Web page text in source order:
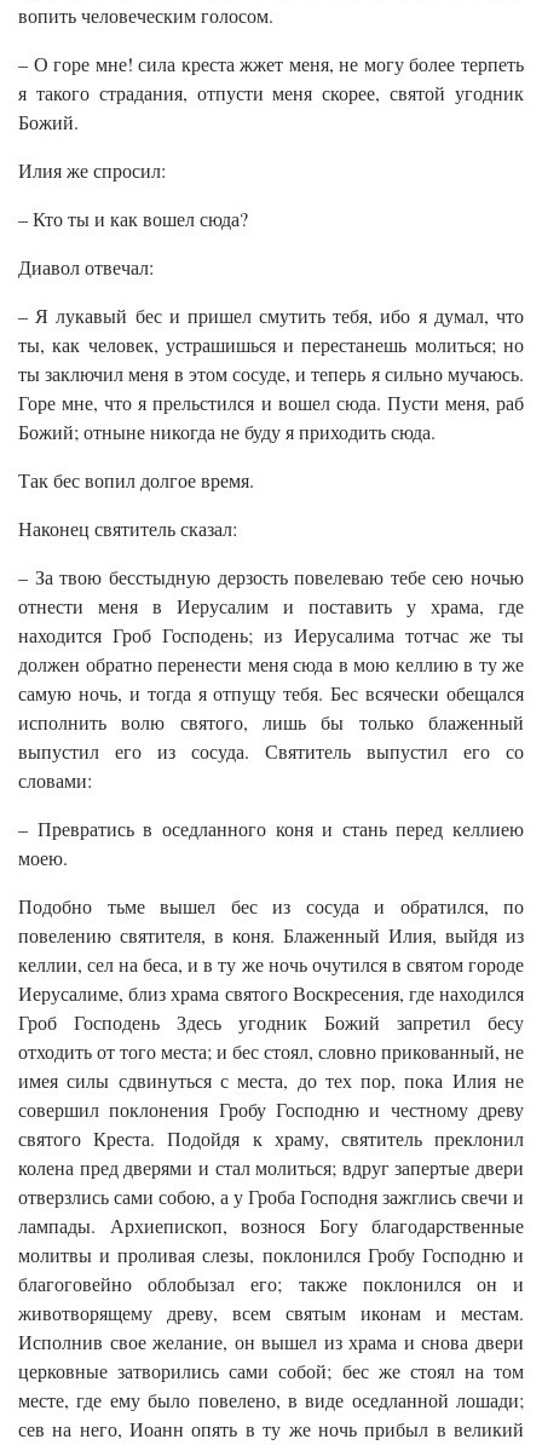
вопить человеческим голосом.
– О горе мне! сила креста жжет меня, не могу более терпеть
я такого страдания, отпусти меня скорее, святой угодник
Божий.
Илия же спросил:
– Кто ты и как вошел сюда?
Диавол отвечал:
– Я лукавый бес и пришел смутить тебя, ибо я думал, что
ты, как человек, устрашишься и перестанешь молиться; но
ты заключил меня в этом сосуде, и теперь я сильно мучаюсь.
Горе мне, что я прельстился и вошел сюда. Пусти меня, раб
Божий; отныне никогда не буду я приходить сюда.
Так бес вопил долгое время.
Наконец святитель сказал:
– За твою бесстыдную дерзость повелеваю тебе сею ночью
отнести меня в Иерусалим и поставить у храма, где
находится Гроб Господень; из Иерусалима тотчас же ты
должен обратно перенести меня сюда в мою келлию в ту же
самую ночь, и тогда я отпущу тебя. Бес всячески обещался
исполнить волю святого, лишь бы только блаженный
выпустил его из сосуда. Святитель выпустил его со
словами:
– Превратись в оседланного коня и стань перед келлиею
моею.
Подобно тьме вышел бес из сосуда и обратился, по
повелению святителя, в коня. Блаженный Илия, выйдя из
келлии, сел на беса, и в ту же ночь очутился в святом городе
Иерусалиме, близ храма святого Воскресения, где находился
Гроб Господень Здесь угодник Божий запретил бесу
отходить от того места; и бес стоял, словно прикованный, не
имея силы сдвинуться с места, до тех пор, пока Илия не
совершил поклонения Гробу Господню и честному древу
святого Креста. Подойдя к храму, святитель преклонил
колена пред дверями и стал молиться; вдруг запертые двери
отверзлись сами собою, а у Гроба Господня зажглись свечи и
лампады. Архиепископ, вознося Богу благодарственные
молитвы и проливая слезы, поклонился Гробу Господню и
благоговейно облобызал его; также поклонился он и
животворящему древу, всем святым иконам и местам.
Исполнив свое желание, он вышел из храма и снова двери
церковные затворились сами собой; бес же стоял на том
месте, где ему было повелено, в виде оседланной лошади;
сев на него, Иоанн опять в ту же ночь прибыл в великий